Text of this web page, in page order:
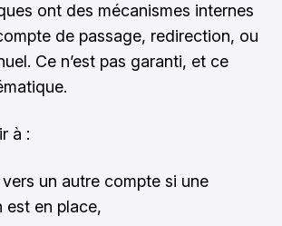
ont des mécanismes internes
de passage, redirection, ou
Ce n’est pas garanti, et ce
à :
un autre compte si une
est en place,